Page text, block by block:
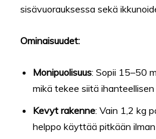
sisävuorauksessa sekä
Ominaisuudet:
Monipuolisuus: Sopii 15–50
mikä tekee siitä
Kevyt rakenne: Vain 1,2 kg
helppo käyttää pitkään